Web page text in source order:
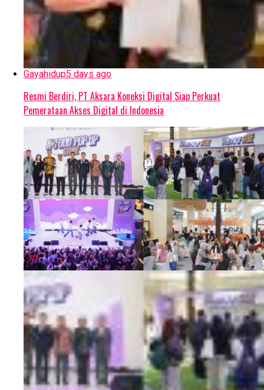
Gayahidup5 days ago
Resmi Berdiri, PT Aksara Koneksi Digital Siap Perkuat
Pemerataan Akses Digital di Indonesia